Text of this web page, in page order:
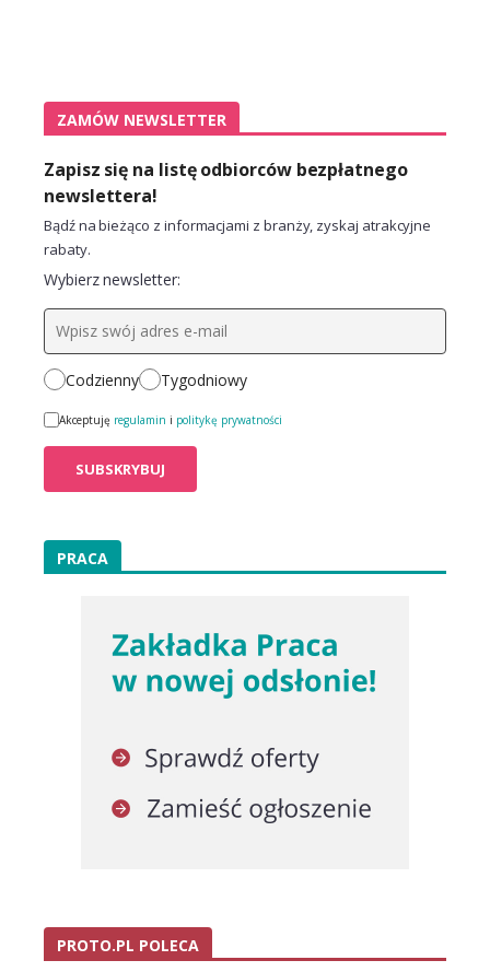
ZAMÓW NEWSLETTER
Zapisz się na listę odbiorców bezpłatnego
newslettera!
Bądź na bieżąco z informacjami z branży, zyskaj atrakcyjne
rabaty.
Wybierz newsletter:
Codzienny Tygodniowy
Akceptuję regulamin i politykę prywatności
PRACA
PROTO.PL POLECA